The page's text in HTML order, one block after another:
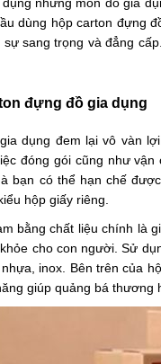
dùng hộp carton đựng
sang trọng và đẳng
đựng đồ gia dụng
dụng đem lại vô vàn
đóng gói cũng như
bạn có thể hạn chế
hộp giấy riêng.
bằng chất liệu chính là
cho con người. Sử
inox. Bên trên của
giúp quảng bá thương